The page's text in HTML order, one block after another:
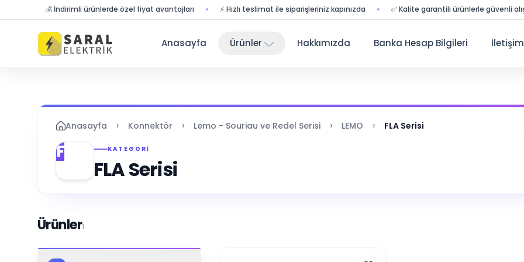
💰 İndirimli ürünlerde özel fiyat avantajları ⚡ Hızlı teslimat ile siparişleriniz kapınızda ✅ Kalite garantili ürünlerle güvenli
Anasayfa Ürünler Hakkımızda Banka Hesap Bilgileri İletişim
Anasayfa › Konnektör › Lemo - Souriau ve Redel Serisi › LEMO › FLA Serisi
F KATEGORI
FLA Serisi
Ürünler1